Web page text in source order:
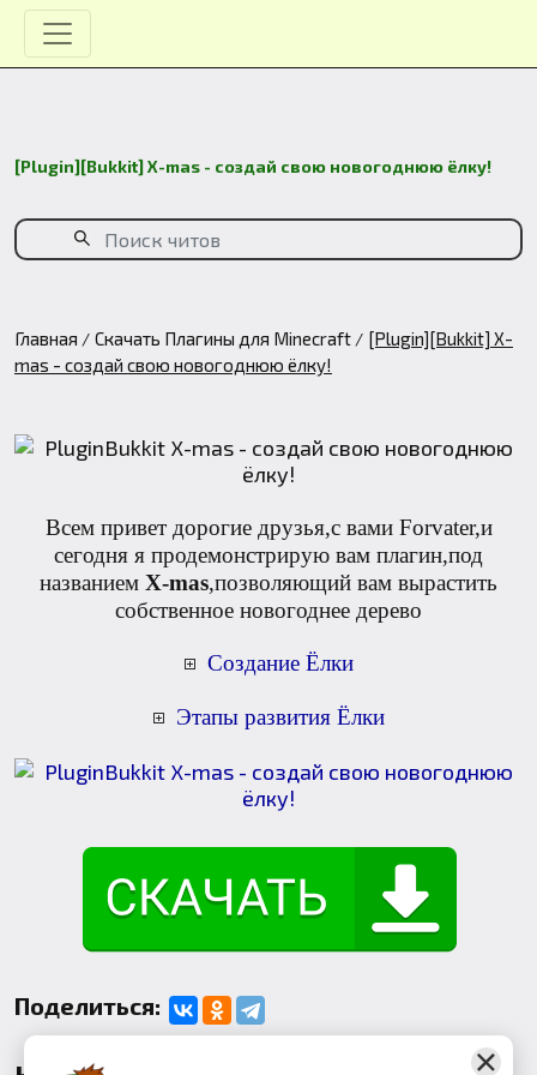
[Plugin][Bukkit] X-mas - создай свою новогоднюю ёлку!
Главная Скачать Плагины для Minecraft
[Plugin][Bukkit] X-
mas - создай свою новогоднюю ёлку!
Всем привет дорогие друзья,с вами Forvater,и
сегодня я продемонстрирую вам плагин,под
названием X-mas,позволяющий вам вырастить
собственное новогоднее дерево
Создание Ёлки
Этапы развития Ёлки
Поделиться: